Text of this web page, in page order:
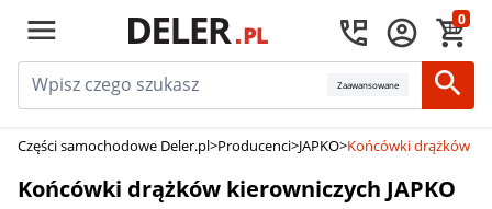
0
Zaawansowane
Części samochodowe Deler.pl>Producenci>JAPKO>Końcówki drążków
Końcówki drążków kierowniczych JAPKO